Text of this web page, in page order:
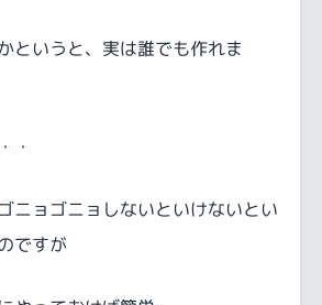
というと、実は誰でも作れま
・
ニョゴニョしないといけないとい
ですが